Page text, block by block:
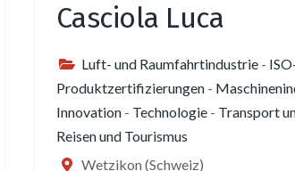
Casciola Luca
Luft- und Raumfahrtindustrie-
Produktzertifizierungen-
Innovation- Technologie- Transport
Reisen und Tourismus
Wetzikon (Schweiz)